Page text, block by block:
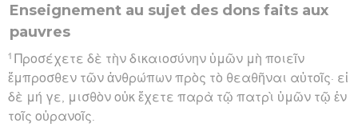
Enseignement au sujet des dons faits aux
pauvres
1 Προσέχετε δὲ τὴν δικαιοσύνην ὑμῶν μὴ ποιεῖν
ἔμπροσθεν τῶν ἀνθρώπων πρὸς τὸ θεαθῆναι αὐτοῖς· εἰ
δὲ μή γε, μισθὸν οὐκ ἔχετε παρὰ τῷ πατρὶ ὑμῶν τῷ ἐν
τοῖς οὐρανοῖς.